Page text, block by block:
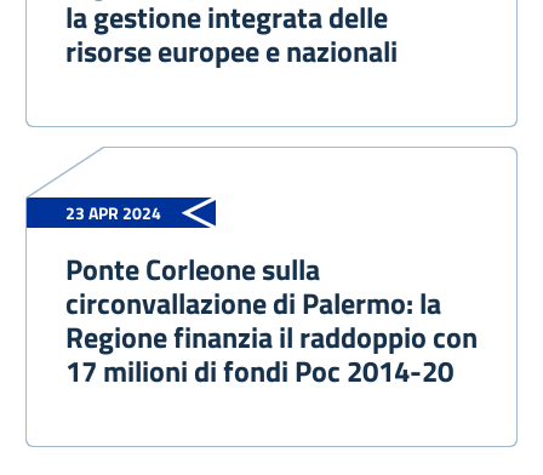
la gestione integrata delle
risorse europee e nazionali
23 APR 2024
Ponte Corleone sulla
circonvallazione di Palermo: la
Regione finanzia il raddoppio con
17 milioni di fondi Poc 2014-20